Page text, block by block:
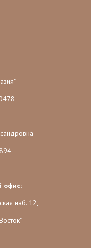
офис:
наб. 12,